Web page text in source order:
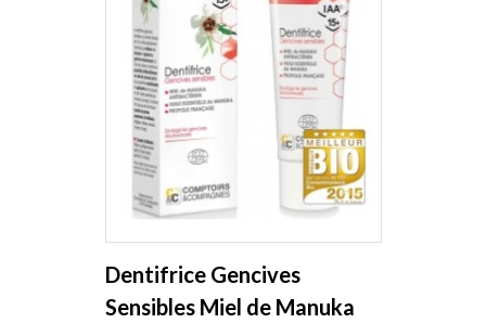
Dentifrice Gencives
Sensibles Miel de Manuka